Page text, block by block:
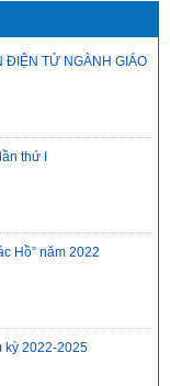
4 báo cáo kết quả
VĨNH PHONG 4 TỔ
QUYẾT HỘI NGHỊ LẦN
ĐẢNG KHÓA XIV
viên năm học
ĐIỆN TỬ NGÀNH GIÁO
thứ I
Hồ” năm 2022
kỳ 2022-2025